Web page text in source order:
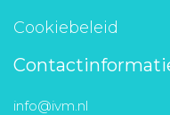
Cookiebeleid
info@ivm.nl